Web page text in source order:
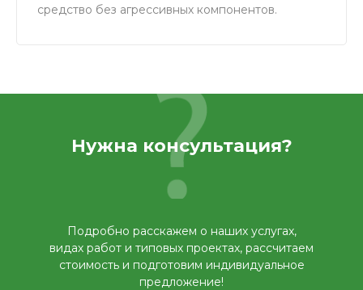
средство без агрессивных компонентов.
Нужна консультация?
Подробно расскажем о наших услугах,
видах работ и типовых проектах, рассчитаем
стоимость и подготовим индивидуальное
предложение!